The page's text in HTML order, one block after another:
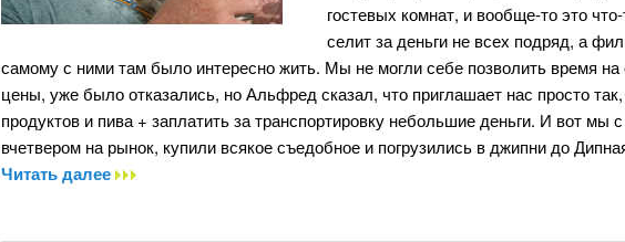
гостевых комнат, и вообще-то это
селит за деньги не всех подряд, а
самому с ними там было интересно жить. Мы не могли себе позволить время на
цены, уже было отказались, но Альфред сказал, что приглашает нас просто
продуктов и пива + заплатить за транспортировку небольшие деньги. И вот мы
вчетвером на рынок, купили всякое съедобное и погрузились в джипни до
Читать далее